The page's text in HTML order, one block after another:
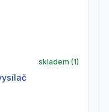
skladem (1)